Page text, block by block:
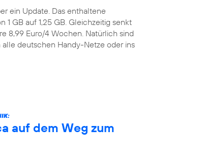
ein Update. Das enthaltene
GB auf 1,25 GB. Gleichzeitig senkt
8,99 Euro/4 Wochen. Natürlich sind
deutschen Handy-Netze oder ins
auf dem Weg zum